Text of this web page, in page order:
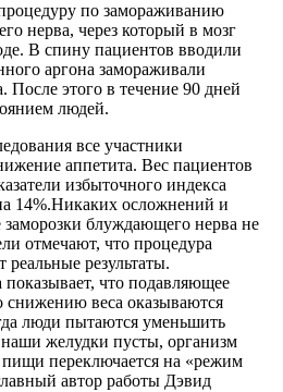
по замораживанию
нерва, через который в мозг
В спину пациентов вводили
аргона замораживали
После этого в течение 90 дней
людей.
все участники
аппетита. Вес пациентов
избыточного индекса
14%.Никаких осложнений и
блуждающего нерва не
отмечают, что процедура
реальные результаты.
что подавляющее
веса оказываются
люди пытаются уменьшить
желудки пусты, организм
пищи переключается на «режим
автор работы Дэвид